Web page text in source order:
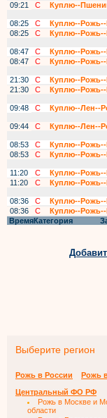
09:21
С
Куплю--
08:25
С
Куплю--Рожь--
08:25
С
Куплю--Рожь--
08:47
С
Куплю--Рожь--
08:47
С
Куплю--Рожь--
21:30
С
Куплю--Рожь--
21:30
С
Куплю--Рожь--
09:48
С
Куплю--Лен--
09:44
С
Куплю--Лен--
08:53
С
Куплю--Рожь--
08:53
С
Куплю--Рожь--
11:20
С
Куплю--Рожь--
11:20
С
Куплю--Рожь--
08:36
С
Куплю--Рожь--
08:36
С
Куплю--Рожь--
ВремяКатегория
Выберите регион
Рожь в России Рожь
Центральный ФО РФ
Рожь в Москве и
области